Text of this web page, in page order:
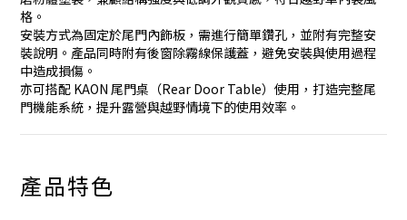
格。
安裝方式為固定於尾門內飾板，需進行簡單鑽孔，並附有完整安
裝說明。產品同時附有後窗除霧線保護蓋，避免安裝與使用過程
中造成損傷。
亦可搭配 KAON 尾門桌（Rear Door Table）使用，打造完整尾
門機能系統，提升露營與越野情境下的使用效率。
產品特色